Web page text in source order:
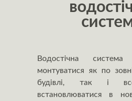
Водостічна
монтуватися як по
будівлі, так і
встановлюватися в